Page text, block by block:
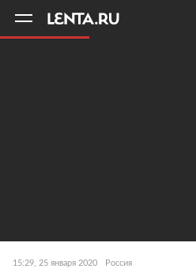
15:29, 25 января 2020 Россия